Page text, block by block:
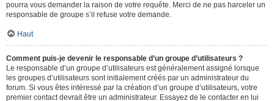
pourra vous demander la raison de votre requête. Merci de ne pas harceler un
responsable de groupe s’il refuse votre demande.
Haut
Comment puis-je devenir le responsable d’un groupe d’utilisateurs ?
Le responsable d’un groupe d’utilisateurs est généralement assigné lorsque
les groupes d’utilisateurs sont initialement créés par un administrateur du
forum. Si vous êtes intéressé par la création d’un groupe d’utilisateurs, votre
premier contact devrait être un administrateur. Essayez de le contacter en lui